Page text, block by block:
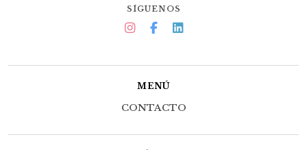
SÍGUENOS
MENÚ
CONTACTO